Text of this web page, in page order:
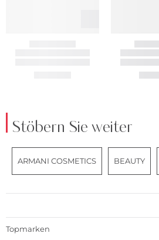
Stöbern Sie weiter
ARMANI COSMETICS BEAUTY
Topmarken